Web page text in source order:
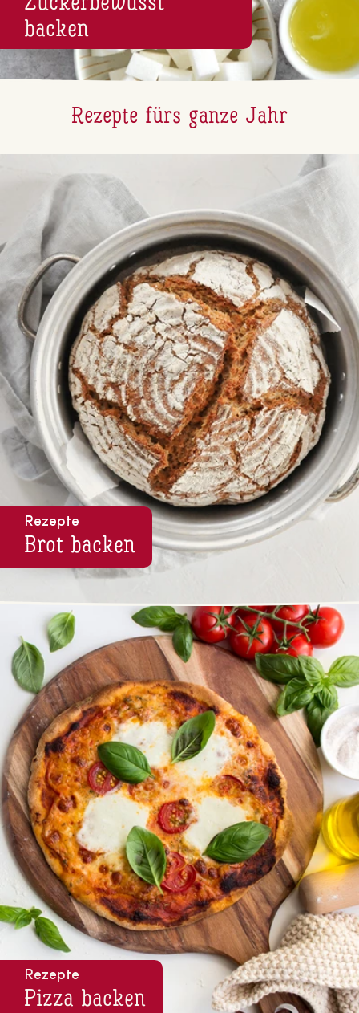
backen
Rezepte fürs ganze Jahr
Rezepte
Brot backen
Rezepte
Pizza backen